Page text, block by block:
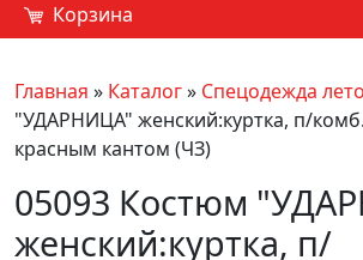
Корзина
Главная » Каталог» Спецодежда лето
"УДАРНИЦА" женский:куртка, п/
красным кантом (ЧЗ)
05093 Костюм
женский:куртка, п/